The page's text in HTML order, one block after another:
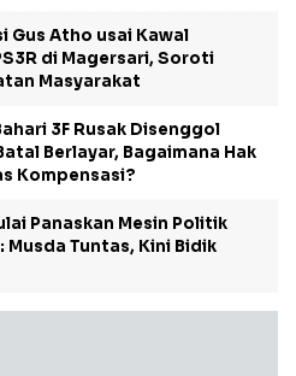
Gus Atho usai Kawal
di Magersari, Soroti
Masyarakat
3F Rusak Disenggol
Berlayar, Bagaimana Hak
Kompensasi?
Panaskan Mesin Politik
Musda Tuntas, Kini Bidik